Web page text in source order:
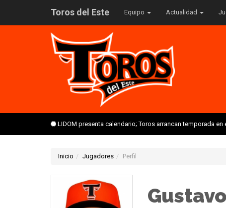
Toros del Este Equipo Actualidad
LIDOM presenta calendario; Toros arrancan temporada en
Inicio Jugadores Perfil